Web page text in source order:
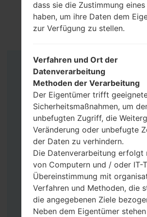
Anleitung
dass sie die Zustimmung
haben, um ihre Daten dem
zur Verfügung zu stellen.
Verfahren und Ort der
Datenverarbeitung
Methoden der Verarbeitung
Der Eigentümer trifft
Sicherheitsmaßnahmen, um
unbefugten Zugriff, die
Veränderung oder unbefugte
der Daten zu verhindern.
Die Datenverarbeitung erfolgt
von Computern und / oder IT-
Übereinstimmung mit
Verfahren und Methoden, die
die angegebenen Ziele
Neben dem Eigentümer